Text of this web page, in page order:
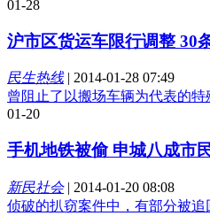
01-28
沪市区货运车限行调整 30
民生热线| 2014-01-28 07:49
曾阻止了以搬场车辆为代表的特
01-20
手机地铁被偷 申城八成市
新民社会| 2014-01-20 08:08
侦破的扒窃案件中，有部分被追